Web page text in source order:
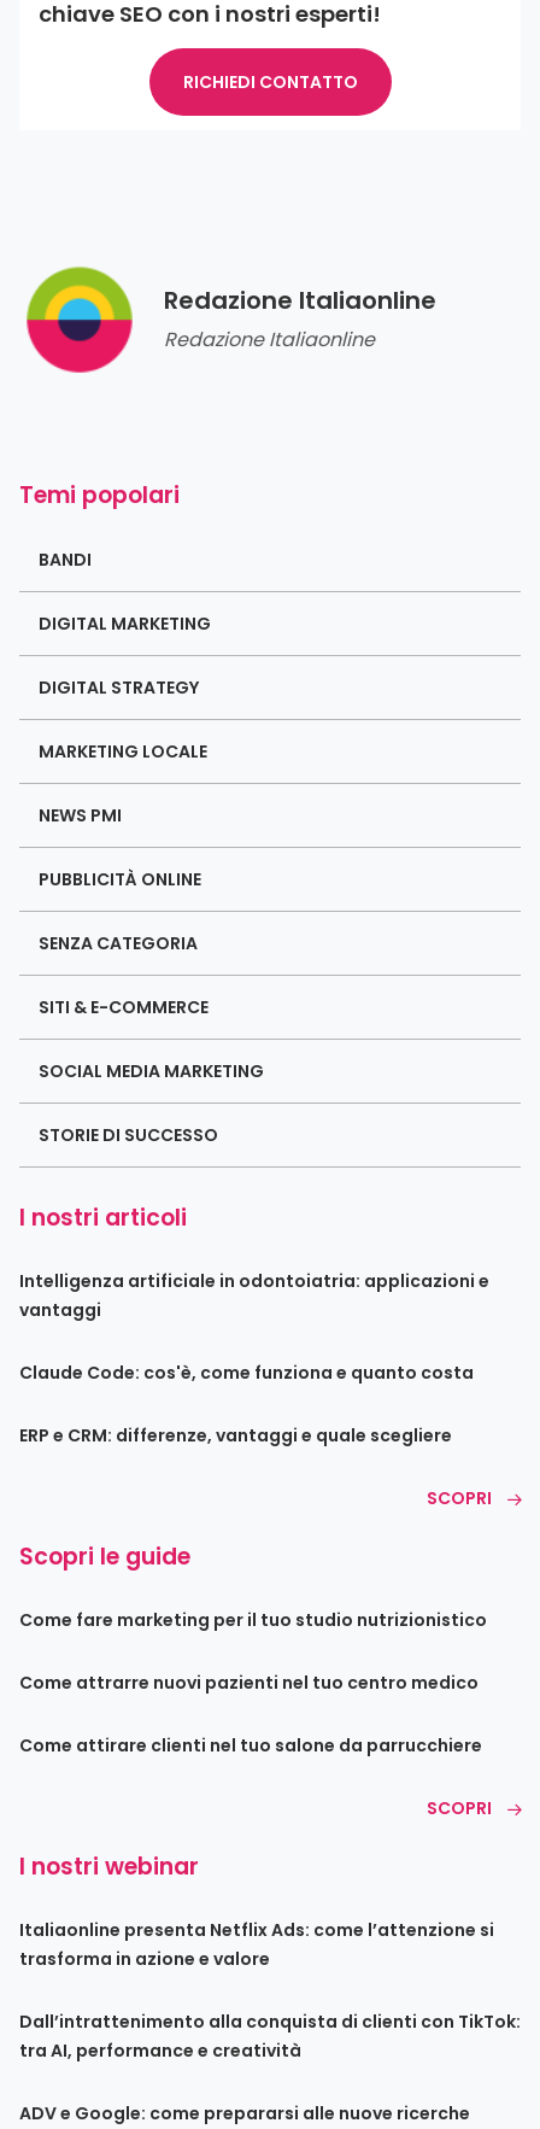
chiave SEO con i nostri esperti!
RICHIEDI CONTATTO
Redazione Italiaonline
Redazione Italiaonline
Temi popolari
BANDI
DIGITAL MARKETING
DIGITAL STRATEGY
MARKETING LOCALE
NEWS PMI
PUBBLICITÀ ONLINE
SENZA CATEGORIA
SITI & E-COMMERCE
SOCIAL MEDIA MARKETING
STORIE DI SUCCESSO
I nostri articoli
Intelligenza artificiale in odontoiatria: applicazioni e
vantaggi
Claude Code: cos'è, come funziona e quanto costa
ERP e CRM: differenze, vantaggi e quale scegliere
SCOPRI
Scopri le guide
Come fare marketing per il tuo studio nutrizionistico
Come attrarre nuovi pazienti nel tuo centro medico
Come attirare clienti nel tuo salone da parrucchiere
SCOPRI
I nostri webinar
Italiaonline presenta Netflix Ads: come l’attenzione si
trasforma in azione e valore
Dall’intrattenimento alla conquista di clienti con TikTok:
tra AI, performance e creatività
ADV e Google: come prepararsi alle nuove ricerche